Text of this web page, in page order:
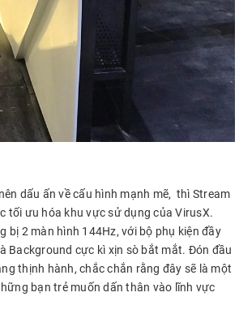
dấu ấn về cấu hình mạnh mẽ, thì Stream
tối ưu hóa khu vực sử dụng của VirusX.
bị 2 màn hình 144Hz, với bộ phụ kiện đầy
Background cực kì xịn sò bắt mắt. Đón đầu
thịnh hành, chắc chắn rằng đây sẽ là một
bạn trẻ muốn dấn thân vào lĩnh vực